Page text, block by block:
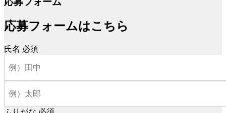
応募フォームはこちら
氏名 必須